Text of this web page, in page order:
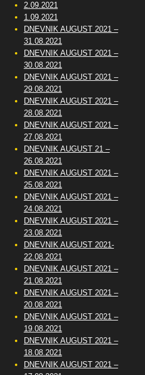
2.09.2021
1.09.2021
DNEVNIK AUGUST 2021 –
31.08.2021
DNEVNIK AUGUST 2021 –
30.08.2021
DNEVNIK AUGUST 2021 –
29.08.2021
DNEVNIK AUGUST 2021 –
28.08.2021
DNEVNIK AUGUST 2021 –
27.08.2021
DNEVNIK AUGUST 21 –
26.08.2021
DNEVNIK AUGUST 2021 –
25.08.2021
DNEVNIK AUGUST 2021 –
24.08.2021
DNEVNIK AUGUST 2021 –
23.08.2021
DNEVNIK AUGUST 2021-
22.08.2021
DNEVNIK AUGUST 2021 –
21.08.2021
DNEVNIK AUGUST 2021 –
20.08.2021
DNEVNIK AUGUST 2021 –
19.08.2021
DNEVNIK AUGUST 2021 –
18.08.2021
DNEVNIK AUGUST 2021 –